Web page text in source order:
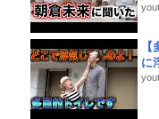
に